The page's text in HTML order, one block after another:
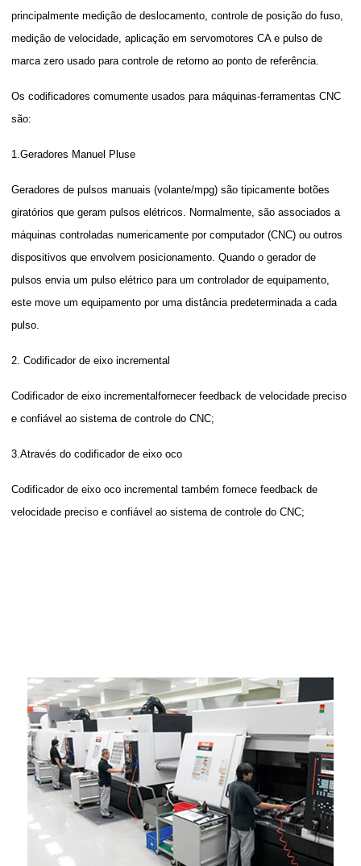
principalmente medição de deslocamento, controle de posição do fuso,
medição de velocidade, aplicação em servomotores CA e pulso de
marca zero usado para controle de retorno ao ponto de referência.
Os codificadores comumente usados para máquinas-ferramentas CNC
são:
1 .Geradores Manuel Pluse
Geradores de pulsos manuais (volante/mpg) são tipicamente botões
giratórios que geram pulsos elétricos. Normalmente, são associados a
máquinas controladas numericamente por computador (CNC) ou outros
dispositivos que envolvem posicionamento. Quando o gerador de
pulsos envia um pulso elétrico para um controlador de equipamento,
este move um equipamento por uma distância predeterminada a cada
pulso.
2. Codificador de eixo incremental
Codificador de eixo incrementalfornecer feedback de velocidade preciso
e confiável ao sistema de controle do CNC;
3.Através do codificador de eixo oco
Codificador de eixo oco incremental também fornece feedback de
velocidade preciso e confiável ao sistema de controle do CNC;